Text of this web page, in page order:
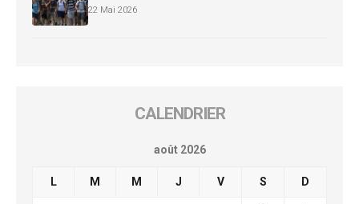
22 Mai 2026
CALENDRIER
août 2026
L M M J V S D